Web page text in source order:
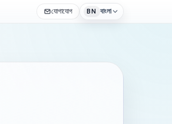
যোগাযোগ BN বাংলা